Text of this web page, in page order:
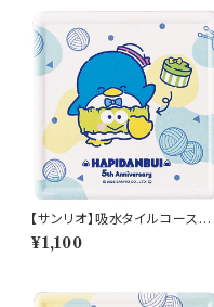
【サンリオ】吸水タイルコースタ
ー(タキシードサム)【SAN170】S
AN172-346
¥1,100